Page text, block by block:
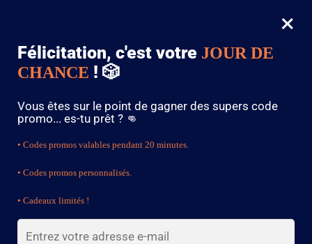
0
🚨 PROMO : -15% DÈS 79€ AVEC LE CODE « SHENRON ». 🚨
×
Félicitation, c'est votre JOUR DE
CHANCE ! 🎲
Vous êtes sur le point de gagner des supers code
promo... es-tu prêt ? 👊
• Codes promos valables pendant 20 minutes.
• Codes promos personnalisés.
• Cadeaux limités !